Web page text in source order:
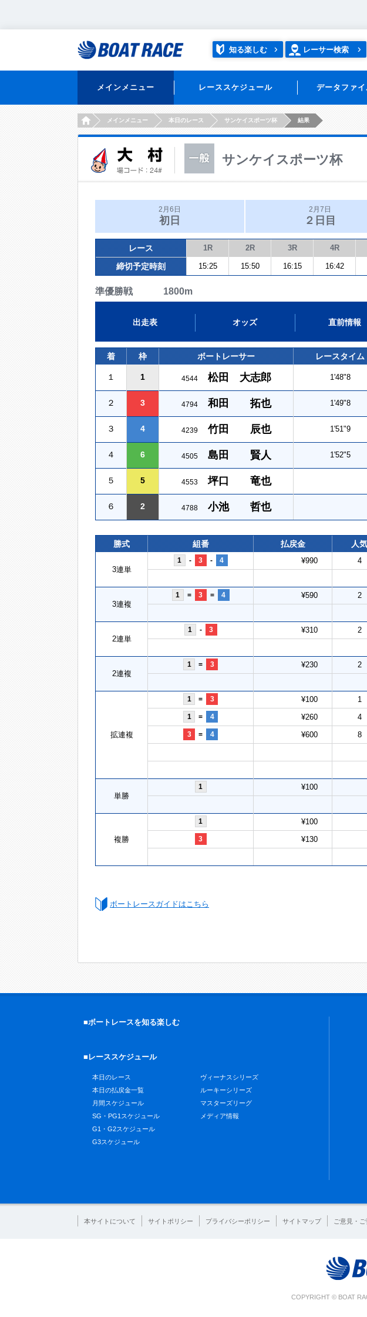
知る楽しむ レーサー検索
メインメニュー レーススケジュール データファ
HOMEメインメニュー 本日のレース サンケイスポーツ杯 結果
サンケイスポーツ杯
2月6日
初日
2月7日
２日目
レース 1R 2R 3R 4R
締切予定時刻 15:25 15:50 16:15 16:42
準優勝戦 1800m
出走表 オッズ 直前情報
着 枠 ボートレーサー レースタイム
１ 1 4544 松田 大志郎 1'48"8
２ 3 4794 和田 拓也 1'49"8
３ 4 4239 竹田 辰也 1'51"9
４ 6 4505 島田 賢人 1'52"5
５ 5 4553 坪口 竜也
６ 2 4788 小池 哲也
勝式 組番 払戻金 人気
3連単
1 - 3 - 4 ¥990 4
3連複
1 = 3 = 4 ¥590 2
2連単
1 - 3 ¥310 2
2連複
1 = 3 ¥230 2
拡連複
1 = 3 ¥100 1
1 = 4 ¥260 4
3 = 4 ¥600 8
単勝
1 ¥100
複勝
1 ¥100
3 ¥130
ボートレースガイドはこちら
■ボートレースを知る楽しむ
■レーススケジュール
本日のレース
本日の払戻金一覧
月間スケジュール
SG・PG1スケジュール
G1・G2スケジュール
G3スケジュール
ヴィーナスシリーズ
ルーキーシリーズ
マスターズリーグ
メディア情報
本サイトについて サイトポリシー プライバシーポリシー サイトマップ ご意見・ご
COPYRIGHT © BOAT